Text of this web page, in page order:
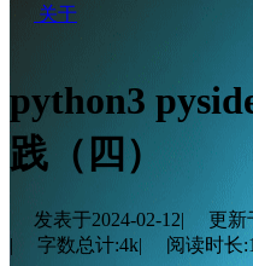
关于
python3
践（四）
发表于2024-02-12| 更新
|
字数总计:4k| 阅读时长: